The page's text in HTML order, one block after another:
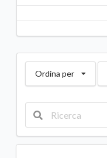
Ordina per